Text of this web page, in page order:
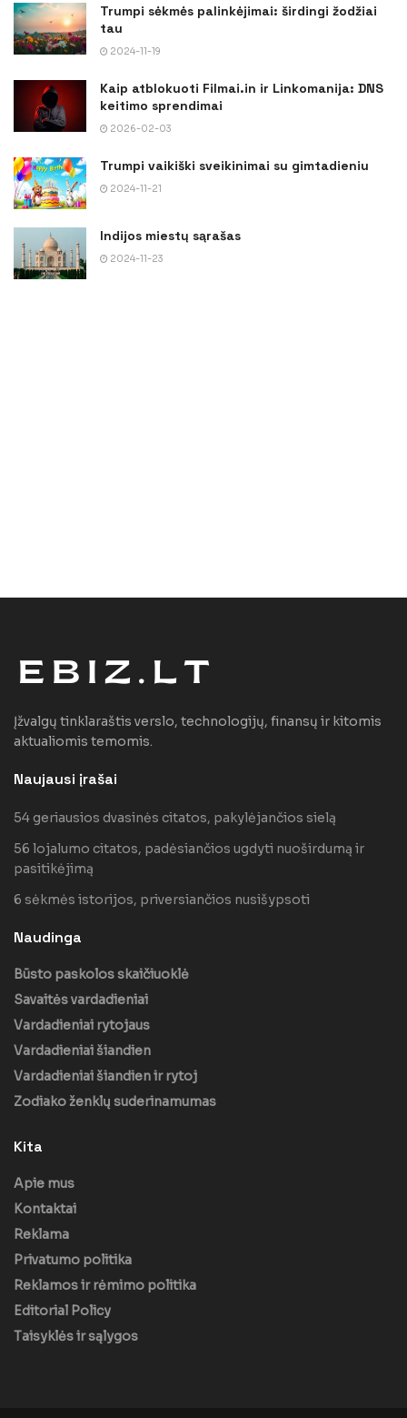
Trumpi sėkmės palinkėjimai: širdingi žodžiai
tau
2024-11-19
Kaip atblokuoti Filmai.in ir Linkomanija: DNS
keitimo sprendimai
2026-02-03
Trumpi vaikiški sveikinimai su gimtadieniu
2024-11-21
Indijos miestų sąrašas
2024-11-23
Įžvalgų tinklaraštis verslo, technologijų, finansų ir kitomis
aktualiomis temomis.
Naujausi įrašai
54 geriausios dvasinės citatos, pakylėjančios sielą
56 lojalumo citatos, padėsiančios ugdyti nuoširdumą ir
pasitikėjimą
6 sėkmės istorijos, priversiančios nusišypsoti
Naudinga
Būsto paskolos skaičiuoklė
Savaitės vardadieniai
Vardadieniai rytojaus
Vardadieniai šiandien
Vardadieniai šiandien ir rytoj
Zodiako ženklų suderinamumas
Kita
Apie mus
Kontaktai
Reklama
Privatumo politika
Reklamos ir rėmimo politika
Editorial Policy
Taisyklės ir sąlygos